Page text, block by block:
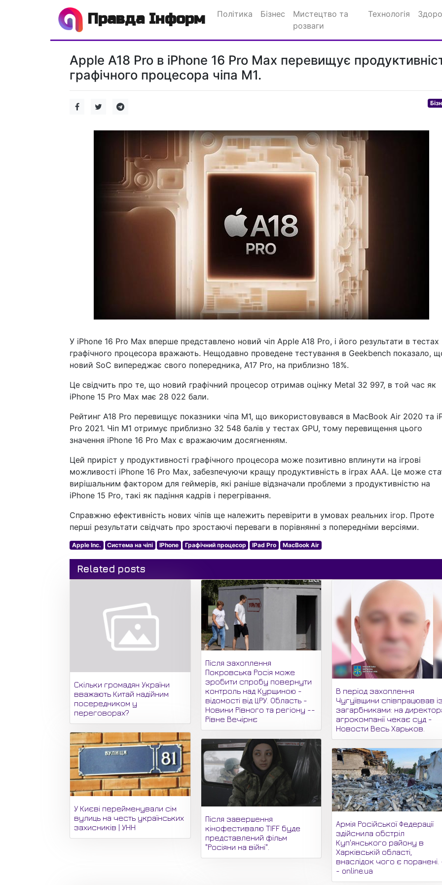
Правда Інформ Політика Бізнес
Мистецтво та
розваги
Технологія
Apple A18 Pro в iPhone 16 Pro Max перевищує
графічного процесора чіпа M1.
У iPhone 16 Pro Max вперше представлено новий чіп Apple A18 Pro, і його результати в тестах
графічного процесора вражають. Нещодавно проведене тестування в Geekbench показало,
новий SoC випереджає свого попередника, A17 Pro, на приблизно 18%.
Це свідчить про те, що новий графічний процесор отримав оцінку Metal 32 997, в той час як
iPhone 15 Pro Max має 28 022 бали.
Рейтинг A18 Pro перевищує показники чіпа M1, що використовувався в MacBook Air 2020 та
Pro 2021. Чіп M1 отримує приблизно 32 548 балів у тестах GPU, тому перевищення цього
значення iPhone 16 Pro Max є вражаючим досягненням.
Цей приріст у продуктивності графічного процесора може позитивно вплинути на ігрові
можливості iPhone 16 Pro Max, забезпечуючи кращу продуктивність в іграх AAA. Це може
вирішальним фактором для геймерів, які раніше відзначали проблеми з продуктивністю на
iPhone 15 Pro, такі як падіння кадрів і перегрівання.
Справжню ефективність нових чіпів ще належить перевірити в умовах реальних ігор. Проте
перші результати свідчать про зростаючі переваги в порівнянні з попередніми версіями.
Apple Inc. Система на чіпі IPhone Графічний процесор IPad Pro MacBook Air
Related posts
Скільки громадян України
вважають Китай надійним
посередником у
переговорах?
У Києві перейменували сім
вулиць на честь українських
захисників | УНН
Після захоплення
Покровська Росія може
зробити спробу повернути
контроль над Курщиною -
відомості від ЦРУ. Область -
Новини Рівного та регіону --
Рівне Вечірнє
Після завершення
кінофестивалю TIFF буде
представлений фільм
"Росіяни на війні".
В період захоплення
Чугуївщини співпрацював
загарбниками: на
агрокомпанії чекає суд -
Новости Весь Харьков.
Армія Російської Федерації
здійснила обстріл
Куп'янського району в
Харківській області,
внаслідок чого є поранені.
- online.ua